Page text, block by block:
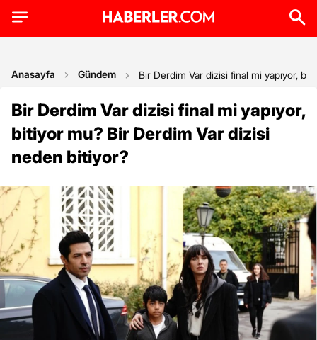
Anasayfa Gündem Bir Derdim Var dizisi final mi yapıyor,
Bir Derdim Var dizisi final mi yapıyor,
bitiyor mu? Bir Derdim Var dizisi
neden bitiyor?